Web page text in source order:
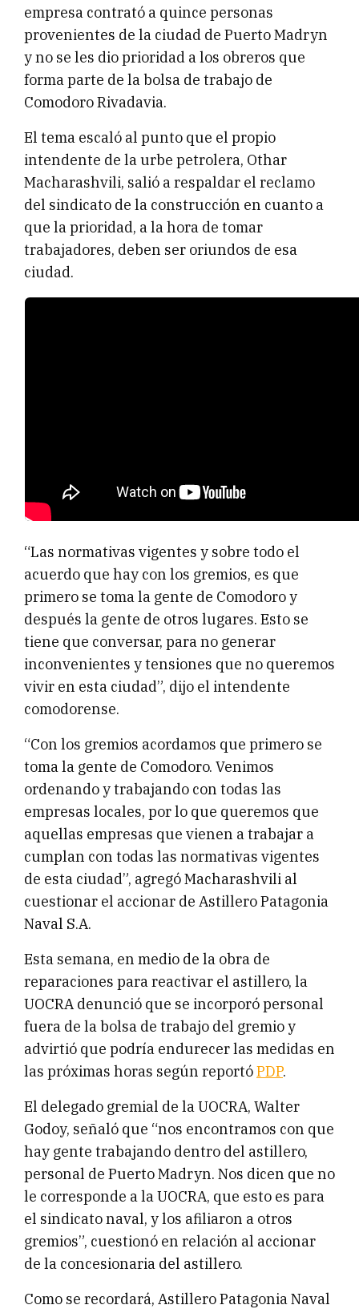
empresa contrató a quince personas
provenientes de la ciudad de Puerto Madryn
y no se les dio prioridad a los obreros que
forma parte de la bolsa de trabajo de
Comodoro Rivadavia.
El tema escaló al punto que el propio
intendente de la urbe petrolera, Othar
Macharashvili, salió a respaldar el reclamo
del sindicato de la construcción en cuanto a
que la prioridad, a la hora de tomar
trabajadores, deben ser oriundos de esa
ciudad.
“Las normativas vigentes y sobre todo el
acuerdo que hay con los gremios, es que
primero se toma la gente de Comodoro y
después la gente de otros lugares. Esto se
tiene que conversar, para no generar
inconvenientes y tensiones que no queremos
vivir en esta ciudad”, dijo el intendente
comodorense.
“Con los gremios acordamos que primero se
toma la gente de Comodoro. Venimos
ordenando y trabajando con todas las
empresas locales, por lo que queremos que
aquellas empresas que vienen a trabajar a
cumplan con todas las normativas vigentes
de esta ciudad”, agregó Macharashvili al
cuestionar el accionar de Astillero Patagonia
Naval S.A.
Esta semana, en medio de la obra de
reparaciones para reactivar el astillero, la
UOCRA denunció que se incorporó personal
fuera de la bolsa de trabajo del gremio y
advirtió que podría endurecer las medidas en
las próximas horas según reportóPDP.
El delegado gremial de la UOCRA, Walter
Godoy, señaló que “nos encontramos con que
hay gente trabajando dentro del astillero,
personal de Puerto Madryn. Nos dicen que no
le corresponde a la UOCRA, que esto es para
el sindicato naval, y los afiliaron a otros
gremios”, cuestionó en relación al accionar
de la concesionaria del astillero.
Como se recordará, Astillero Patagonia Naval